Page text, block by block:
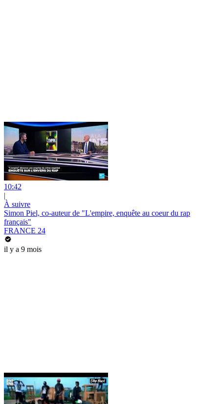
10:42
|
À suivre
Simon Piel, co-auteur de "L'empire, enquête au coeur du rap
français"
FRANCE 24
il y a 9 mois